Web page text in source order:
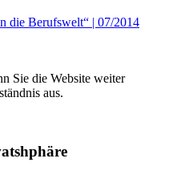
die Berufswelt“ | 07/2014
Sie die Website weiter
aus.